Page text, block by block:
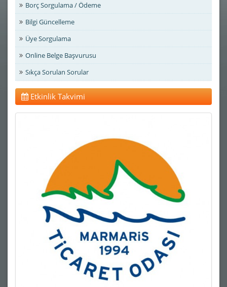
Borç Sorgulama / Ödeme
Bilgi Güncelleme
Üye Sorgulama
Online Belge Başvurusu
Sıkça Sorulan Sorular
Etkinlik Takvimi